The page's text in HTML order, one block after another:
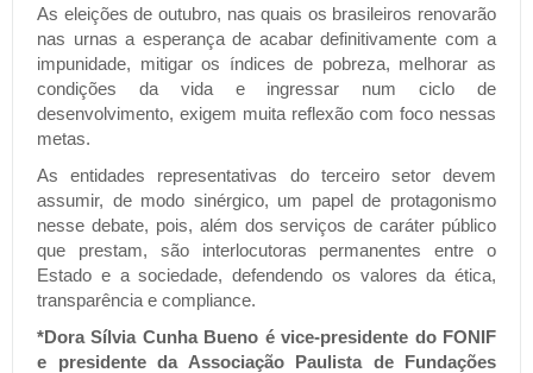
As eleições de outubro, nas quais os brasileiros renovarão
nas urnas a esperança de acabar definitivamente com a
impunidade, mitigar os índices de pobreza, melhorar as
condições da vida e ingressar num ciclo de
desenvolvimento, exigem muita reflexão com foco nessas
metas.
As entidades representativas do terceiro setor devem
assumir, de modo sinérgico, um papel de protagonismo
nesse debate, pois, além dos serviços de caráter público
que prestam, são interlocutoras permanentes entre o
Estado e a sociedade, defendendo os valores da ética,
transparência e compliance.
*Dora Sílvia Cunha Bueno é vice-presidente do FONIF
e presidente da Associação Paulista de Fundações